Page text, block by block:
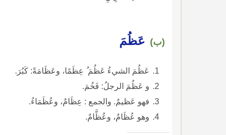
(ب) عَظُمَ
عَظُمَ الشيءُ عَظُمَ ُ عِظَمًا، وعَظَامَةً: كَبُرَ.
و عَظُمَ الرجلُ: فَخُمَ.
فهو عَظيمٌ. والجمع : عِظَامٌ، وعُظَمَاءُ.
وهو عُظَامٌ، وعُظَّامٌ.